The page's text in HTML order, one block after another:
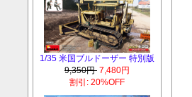
1/35 米国ブルドーザー 特別版
9,350円 7,480円
割引: 20%OFF